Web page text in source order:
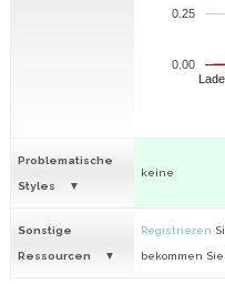
0.00
0.25
Problematische
Styles
keine
Sonstige
Ressourcen
Registrieren
bekommen